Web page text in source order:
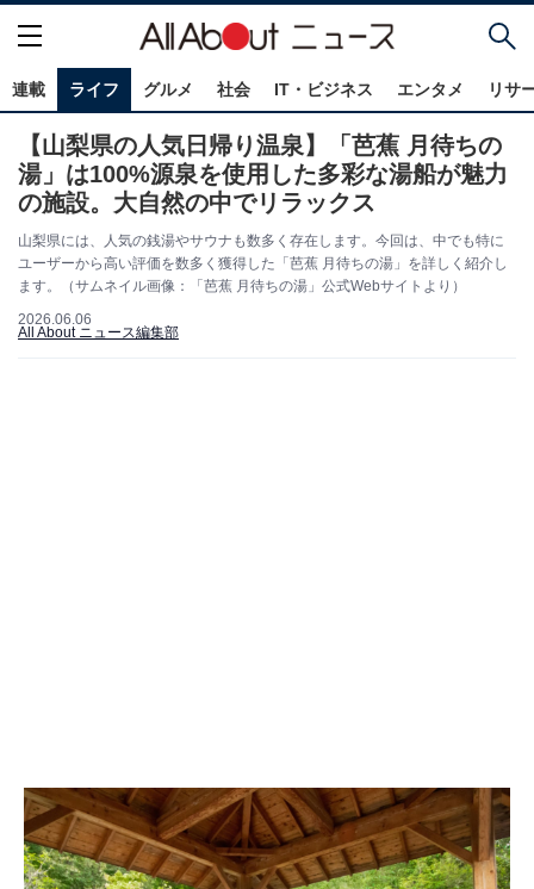
連載 ライフ グルメ 社会 IT・ビジネス エンタメ リサ
【山梨県の人気日帰り温泉】「芭蕉 月待ちの
湯」は100%源泉を使用した多彩な湯船が魅力
の施設。大自然の中でリラックス
山梨県には、人気の銭湯やサウナも数多く存在します。今回は、中でも特に
ユーザーから高い評価を数多く獲得した「芭蕉 月待ちの湯」を詳しく紹介し
ます。（サムネイル画像：「芭蕉 月待ちの湯」公式Webサイトより）
2026.06.06
All About ニュース編集部